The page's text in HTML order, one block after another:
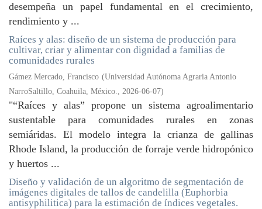
desempeña un papel fundamental en el crecimiento,
rendimiento y ...
Raíces y alas: diseño de un sistema de producción para
cultivar, criar y alimentar con dignidad a familias de
comunidades rurales
Gámez Mercado, Francisco (Universidad Autónoma Agraria Antonio
NarroSaltillo, Coahuila, México., 2026-06-07)
"“Raíces y alas” propone un sistema agroalimentario
sustentable para comunidades rurales en zonas
semiáridas. El modelo integra la crianza de gallinas
Rhode Island, la producción de forraje verde hidropónico
y huertos ...
Diseño y validación de un algoritmo de segmentación de
imágenes digitales de tallos de candelilla (Euphorbia
antisyphilitica) para la estimación de índices vegetales.